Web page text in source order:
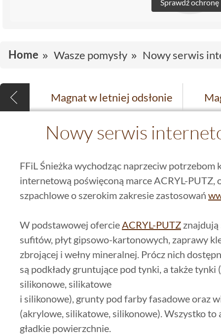
Sprawdź ochronę
Home Wasze pomysły Nowy serwis
Magnat w letniej odsłonie
Nowy serwis
FFiL Śnieżka wychodząc naprzeciw
internetową poświęconą marce ACRYL-PUTZ,
szpachlowe o szerokim zakresie zastosowań
W podstawowej ofercie ACRYL-PUTZ znajdują
sufitów, płyt gipsowo-kartonowych, zaprawy
zbrojącej i wełny mineralnej. Prócz nich
są podkłady gruntujące pod tynki, a także
silikonowe, silikatowe
i silikonowe), grunty pod farby fasadowe oraz
(akrylowe, silikatowe, silikonowe). Wszystko to
gładkie powierzchnie.